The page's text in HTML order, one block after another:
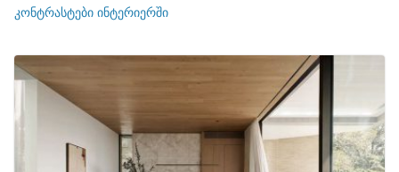
ი
კონტრასტები ინტერიერში